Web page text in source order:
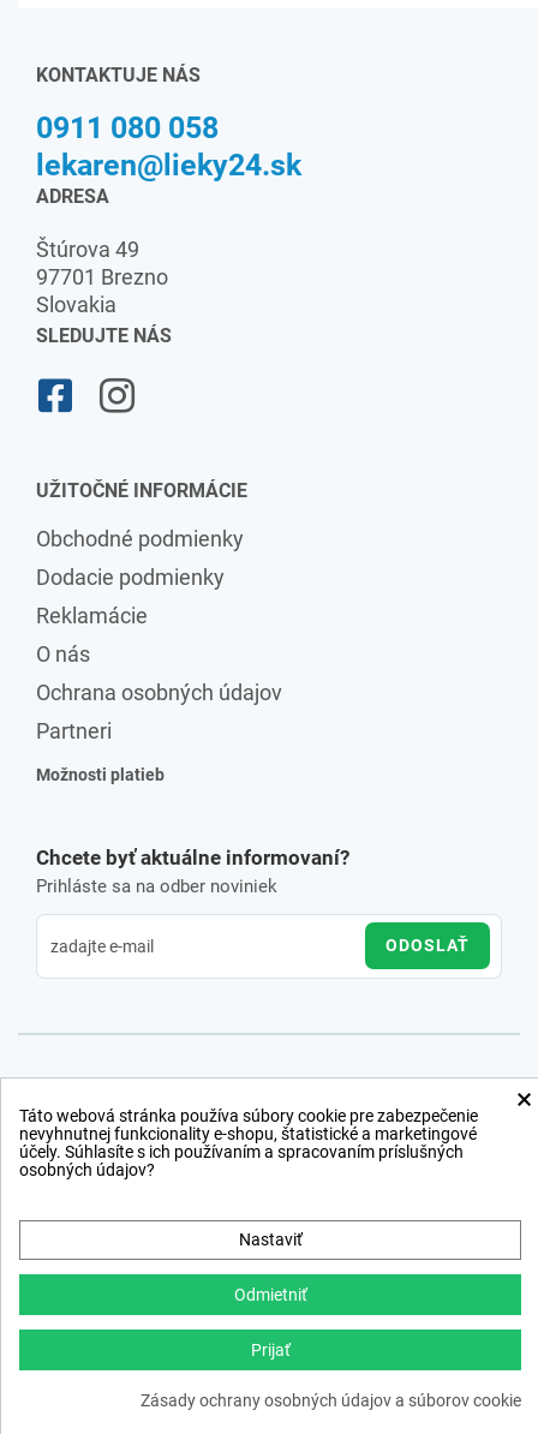
KONTAKTUJE NÁS
0911 080 058
lekaren@lieky24.sk
ADRESA
Štúrova 49
97701 Brezno
Slovakia
SLEDUJTE NÁS
UŽITOČNÉ INFORMÁCIE
Obchodné podmienky
Dodacie podmienky
Reklamácie
O nás
Ochrana osobných údajov
Partneri
Možnosti platieb
Chcete byť aktuálne informovaní?
Prihláste sa na odber noviniek
ODOSLAŤ
webdesign,ppc›netsuccess.sk
×
Táto webová stránka používa súbory cookie pre zabezpečenie
nevyhnutnej funkcionality e-shopu, štatistické a marketingové
účely. Súhlasíte s ich používaním a spracovaním príslušných
osobných údajov?
Nastaviť
Odmietniť
Prijať
Zásady ochrany osobných údajov a súborov cookie